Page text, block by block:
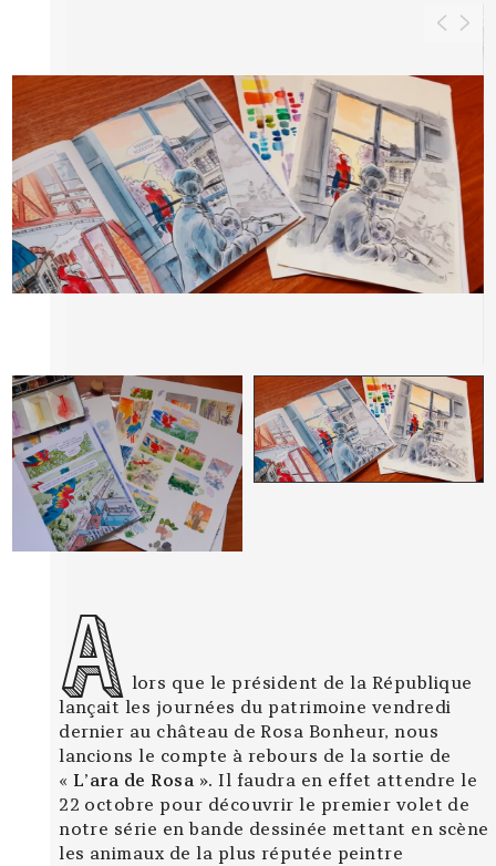
< >
A lors que le président de la République
lançait les journées du patrimoine vendredi
dernier au château de Rosa Bonheur, nous
lancions le compte à rebours de la sortie de
« L’ara de Rosa ». Il faudra en effet attendre le
22 octobre pour découvrir le premier volet de
notre série en bande dessinée mettant en scène
les animaux de la plus réputée peintre